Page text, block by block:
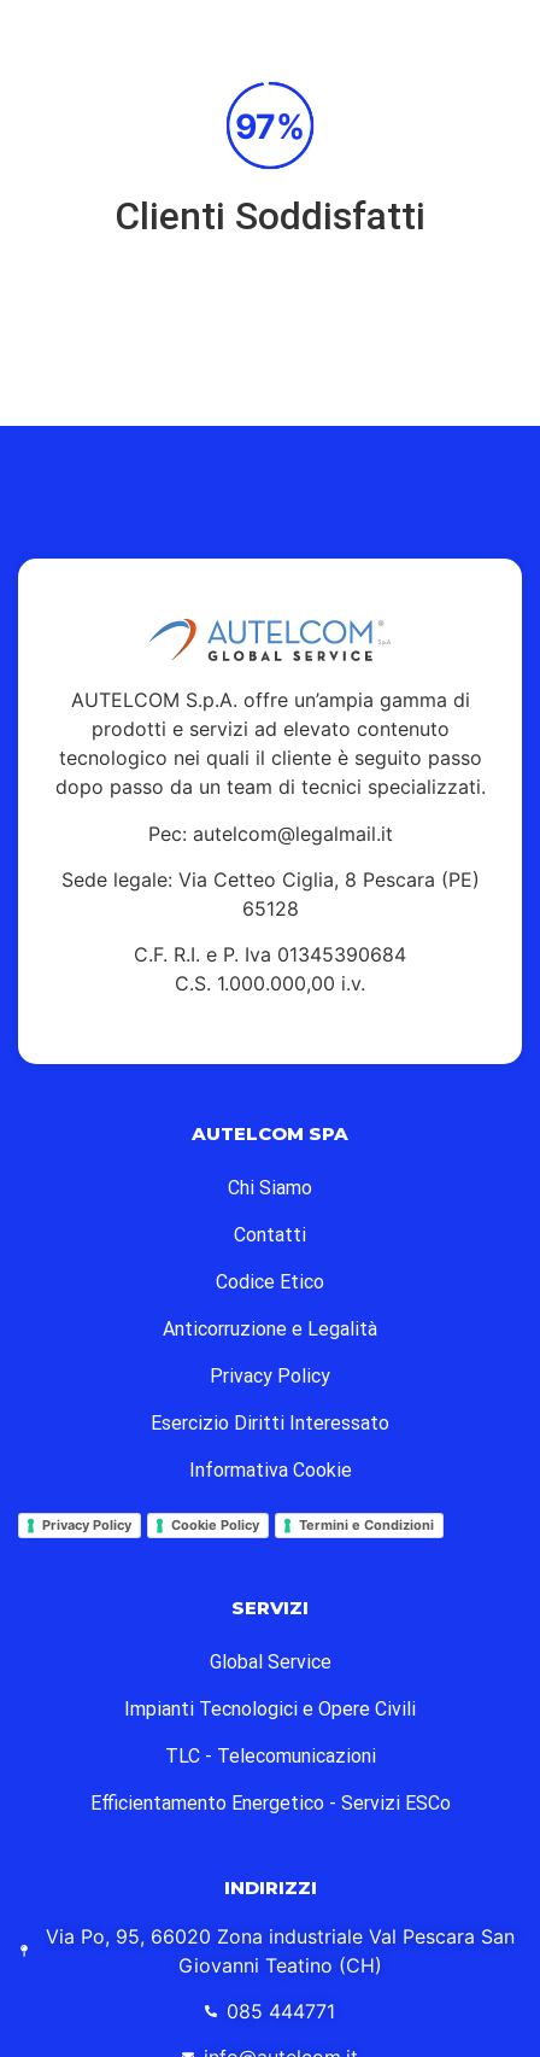
97%
Clienti Soddisfatti
AUTELCOM S.p.A. offre un’ampia gamma di
prodotti e servizi ad elevato contenuto
tecnologico nei quali il cliente è seguito passo
dopo passo da un team di tecnici specializzati.
Pec: autelcom@legalmail.it
Sede legale: Via Cetteo Ciglia, 8 Pescara (PE)
65128
C.F. R.I. e P. Iva 01345390684
C.S. 1.000.000,00 i.v.
AUTELCOM SPA
Chi Siamo
Contatti
Codice Etico
Anticorruzione e Legalità
Privacy Policy
Esercizio Diritti Interessato
Informativa Cookie
Privacy Policy Cookie Policy Termini e Condizioni
SERVIZI
Global Service
Impianti Tecnologici e Opere Civili
TLC - Telecomunicazioni
Efficientamento Energetico - Servizi ESCo
INDIRIZZI
Via Po, 95, 66020 Zona industriale Val Pescara San
Giovanni Teatino (CH)
085 444771